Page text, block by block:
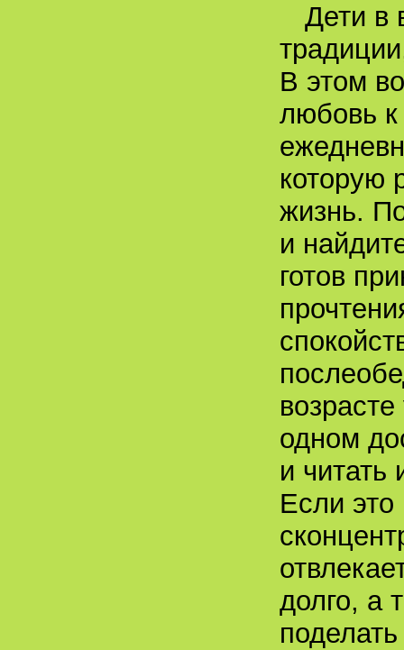
Дети в
В этом
любовь к
которую
жизнь.
и
готов
одном
и
Если это
долго, а